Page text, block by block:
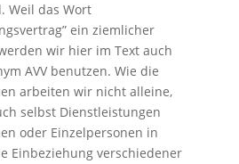
Weil das Wort
ein ziemlicher
wir hier im Text auch
AVV benutzen. Wie die
arbeiten wir nicht alleine,
selbst Dienstleistungen
oder Einzelpersonen in
Einbeziehung verschiedener